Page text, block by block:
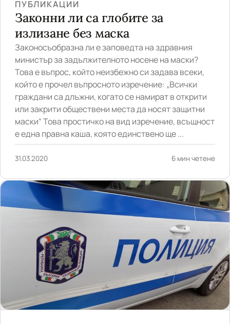
ПУБЛИКАЦИИ
Законни ли са глобите за
излизане без маска
Законосъобразна ли е заповедта на здравния
министър за задължителното носене на маски?
Това е въпрос, който неизбежно си задава всеки,
който е прочел въпросното изречение: „Всички
граждани са длъжни, когато се намират в открити
или закрити обществени места да носят защитни
маски“ Това простичко на вид изречение, всъщност
е една правна каша, която единствено ще ...
31.03.2020 6 мин четене